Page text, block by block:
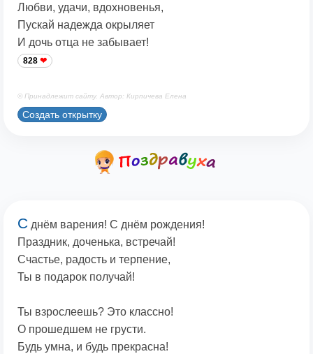
Любви, удачи, вдохновенья,
Пускай надежда окрыляет
И дочь отца не забывает!
828
© Принадлежит сайту. Автор: Кирпичева Елена
Создать открытку
С днём варения! С днём рождения!
Праздник, доченька, встречай!
Счастье, радость и терпение,
Ты в подарок получай!
Ты взрослеешь? Это классно!
О прошедшем не грусти.
Будь умна, и будь прекрасна!